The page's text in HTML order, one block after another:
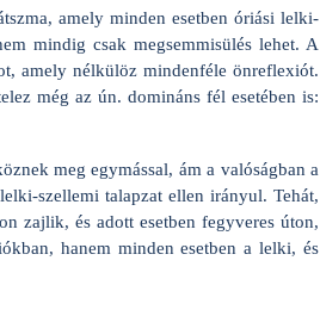
amely minden esetben óriási lelki-
mindig csak megsemmisülés lehet. A
amely nélkülöz mindenféle önreflexiót.
még az ún. domináns fél esetében is:
meg egymással, ám a valóságban a
szellemi talapzat ellen irányul. Tehát,
zajlik, és adott esetben fegyveres úton,
hanem minden esetben a lelki, és